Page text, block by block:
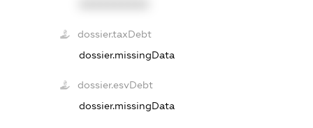
dossier.taxDebt
dossier.missingData
dossier.esvDebt
dossier.missingData